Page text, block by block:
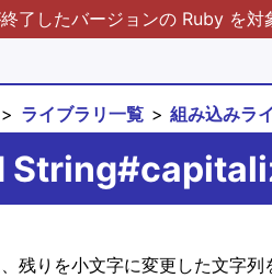
了したバージョンの Ruby を対
ライブラリ一覧 組み込みラ
残りを小文字に変更した文字列